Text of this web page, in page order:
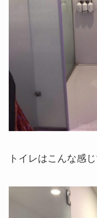
トイレはこんな感じ